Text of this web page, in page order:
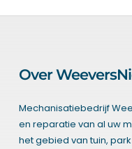
Over
Mechanisatiebedrijf
en reparatie van al uw
het gebied van tuin,